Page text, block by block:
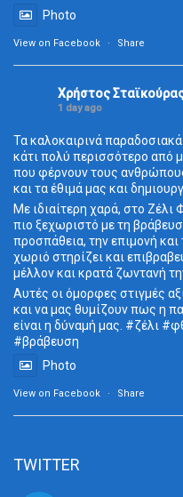
Photo
View on Facebook · Share
Χρήστος
1 day ago
Τα καλοκαιρινά
κάτι πολύ περισσότερο από
που φέρνουν τους
και τα έθιμά μας και
Με ιδιαίτερη χαρά, στο Ζέλι
πιο ξεχωριστό με τη
προσπάθεια, την επιμονή και
χωριό στηρίζει και
μέλλον και κρατά ζωντανή
Αυτές οι όμορφες στιγμές
και να μας θυμίζουν πως η
είναι η δύναμή μας. #ζέλι
#βράβευση
Photo
View on Facebook · Share
TWITTER